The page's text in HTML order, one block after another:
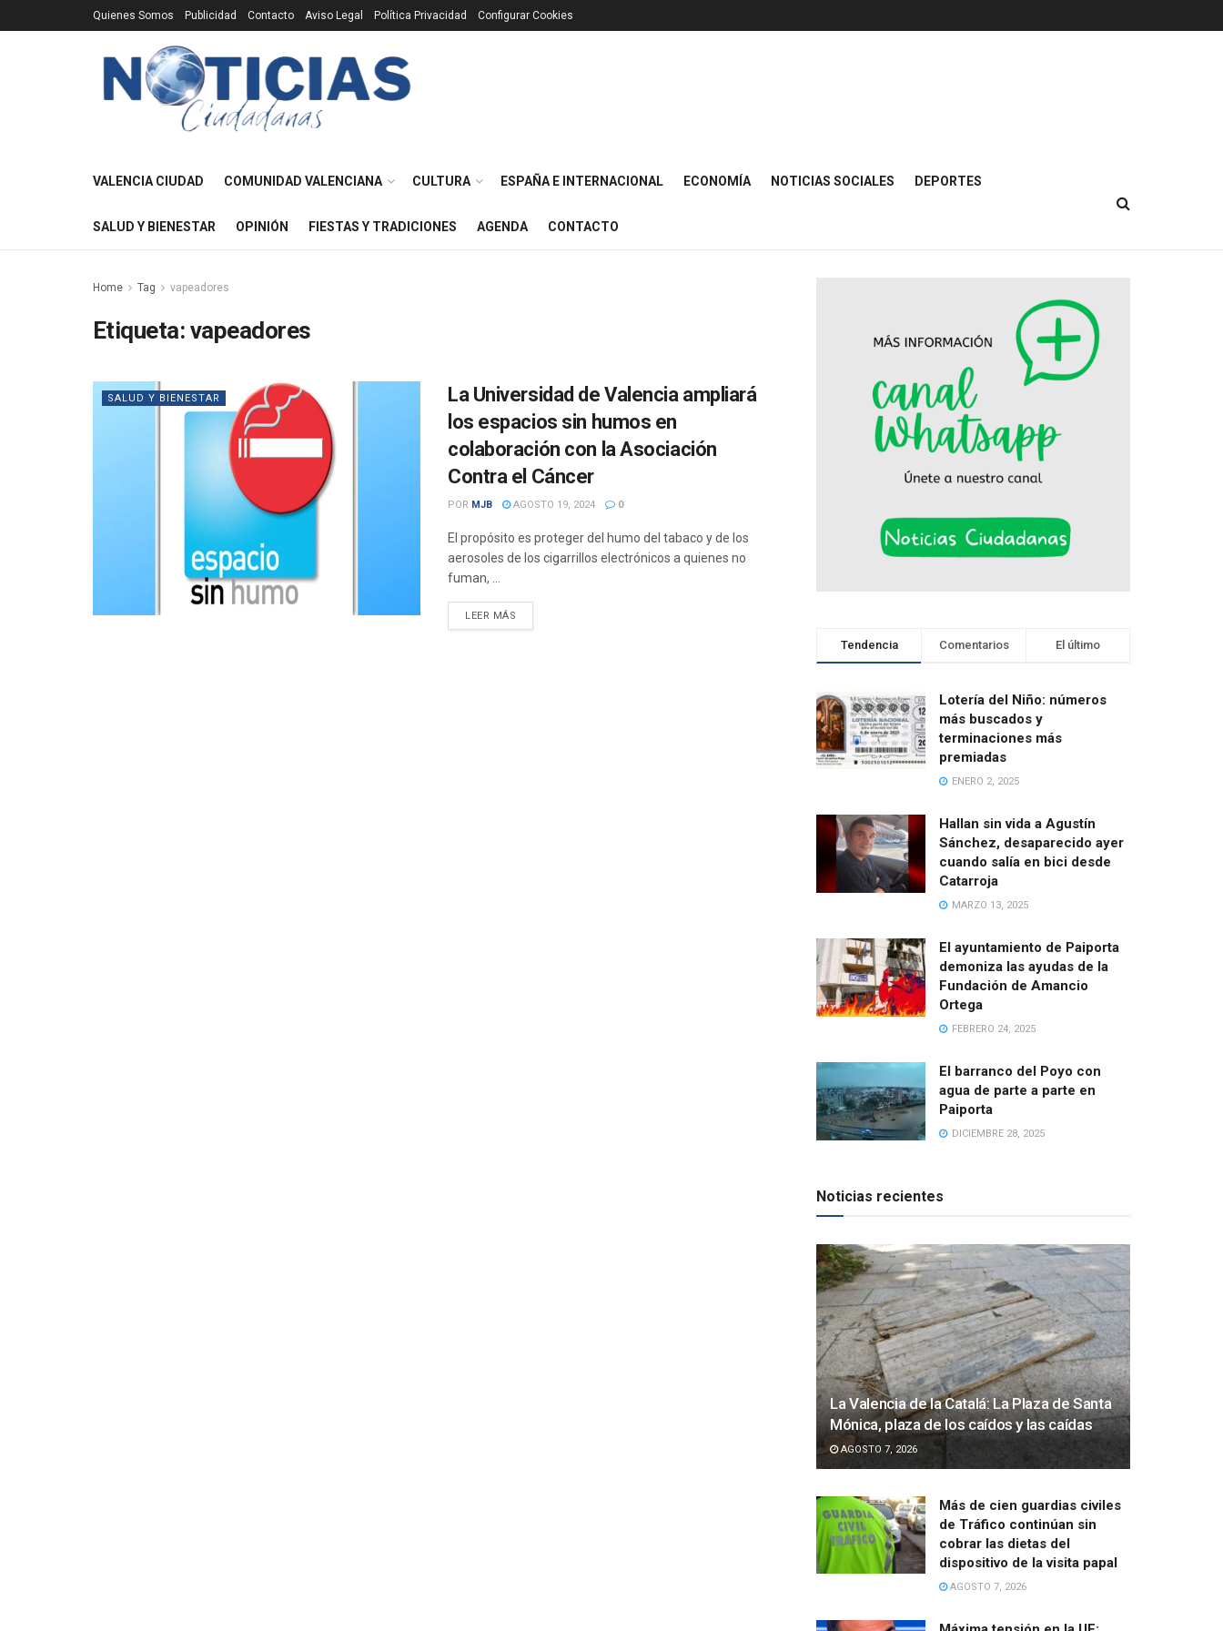
Quienes Somos Publicidad Contacto Aviso Legal Política Privacidad Configurar Cookies
VALENCIA CIUDAD COMUNIDAD VALENCIANA CULTURA ESPAÑA E INTERNACIONAL ECONOMÍA NOTICIAS SOCIALES DEPORTES
SALUD Y BIENESTAR OPINIÓN FIESTAS Y TRADICIONES AGENDA CONTACTO
Home Tag vapeadores
Etiqueta: vapeadores
SALUD Y BIENESTAR
La Universidad de Valencia ampliará
los espacios sin humos en
colaboración con la Asociación
Contra el Cáncer
POR MJB AGOSTO 19, 2024 0
El propósito es proteger del humo del tabaco y de los
aerosoles de los cigarrillos electrónicos a quienes no
fuman, ...
LEER MÁS
Tendencia Comentarios El último
Lotería del Niño: números
más buscados y
terminaciones más
premiadas
ENERO 2, 2025
Hallan sin vida a Agustín
Sánchez, desaparecido ayer
cuando salía en bici desde
Catarroja
MARZO 13, 2025
El ayuntamiento de Paiporta
demoniza las ayudas de la
Fundación de Amancio
Ortega
FEBRERO 24, 2025
El barranco del Poyo con
agua de parte a parte en
Paiporta
DICIEMBRE 28, 2025
Noticias recientes
La Valencia de la Catalá: La Plaza de Santa
Mónica, plaza de los caídos y las caídas
AGOSTO 7, 2026
Más de cien guardias civiles
de Tráfico continúan sin
cobrar las dietas del
dispositivo de la visita papal
AGOSTO 7, 2026